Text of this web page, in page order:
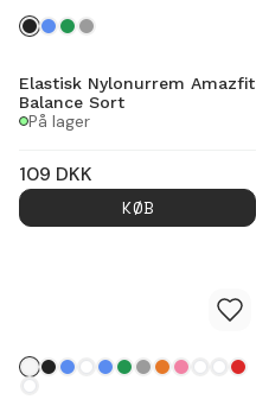
Elastisk Nylonurrem Amazfit
Balance Sort
På lager
109 DKK
KØB